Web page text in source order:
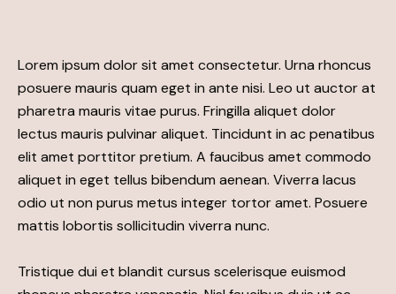
Lorem ipsum dolor sit amet consectetur. Urna rhoncus
posuere mauris quam eget in ante nisi. Leo ut auctor at
pharetra mauris vitae purus. Fringilla aliquet dolor
lectus mauris pulvinar aliquet. Tincidunt in ac penatibus
elit amet porttitor pretium. A faucibus amet commodo
aliquet in eget tellus bibendum aenean. Viverra lacus
odio ut non purus metus integer tortor amet. Posuere
mattis lobortis sollicitudin viverra nunc.
Tristique dui et blandit cursus scelerisque euismod